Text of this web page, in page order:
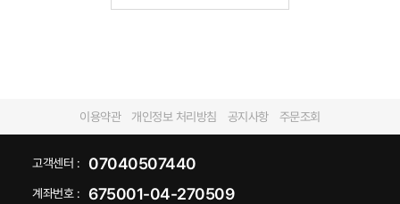
이용약관 개인정보 처리방침 공지사항 주문조회
고객센터 : 07040507440
계좌번호 : 675001-04-270509